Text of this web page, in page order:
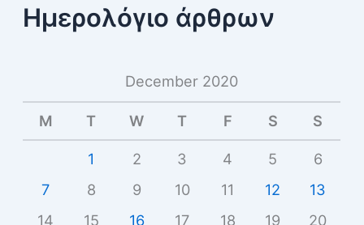
Ημερολόγιο άρθρων
December 2020
M T W T F S S
1 2 3 4 5
6
7
8 9 10 11 12
13
14
15 16 17 18 19 20